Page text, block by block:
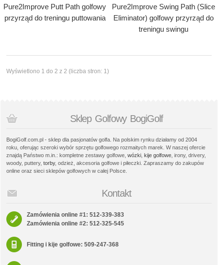
Pure2Improve Putt Path golfowy
przyrząd do treningu puttowania
Pure2Improve Swing Path (Slice
Eliminator) golfowy przyrząd do
treningu swingu
Wyświetlono 1 do 2 z 2 (liczba stron: 1)
Sklep Golfowy BogiGolf
BogiGolf.com.pl - sklep dla pasjonatów golfa. Na polskim rynku działamy od 2004
roku, oferując szeroki wybór sprzętu golfowego rozmaitych marek. W naszej ofercie
znajdą Państwo m.in.: kompletne zestawy golfowe, wózki kije golfowe , irony, drivery,
woody, puttery, torby, odzież, akcesoria golfowe i piłeczki. Zapraszamy do zakupów
online oraz sieci sklepów golfowych w całej Polsce.
Kontakt
Zamówienia online #1: 512-339-383
Zamówienia online #2: 512-325-545
Fitting i kije golfowe: 509-247-368